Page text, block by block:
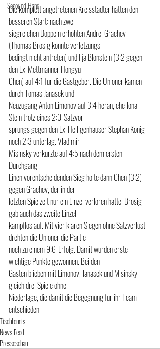
Secound Hand
Die komplett angetretenen Kreisstädter hatten den
besseren Start: nach zwei
siegreichen Doppeln erhöhten Andrei Grachev
(Thomas Brosig konnte verletzungs-
bedingt nicht antreten) und Ilja Blonstein (3:2 gegen
den Ex-Mettmanner Hongyu
Chen) auf 4:1 für die Gastgeber. Die Unioner kamen
durch Tomas Janasek und
Neuzugang Anton Limonov auf 3:4 heran, ehe Jona
Stein trotz eines 2:0-Satzvor-
sprungs gegen den Ex-Heiligenhauser Stephan König
noch 2:3 unterlag. Vladimir
Misinsky verkürzte auf 4:5 nach dem ersten
Durchgang.
Einen vorentscheidenden Sieg holte dann Chen (3:2)
gegen Grachev, der in der
letzten Spielzeit nur ein Einzel verloren hatte. Brosig
gab auch das zweite Einzel
kampflos auf. Mit vier klaren Siegen ohne Satzverlust
drehten die Unioner die Partie
noch zu einem 9:6-Erfolg. Damit wurden erste
wichtige Punkte gewonnen. Bei den
Gästen blieben mit Limonov, Janasek und Misinsky
gleich drei Spiele ohne
Niederlage, die damit die Begegnung für ihr Team
entschieden
Tischtennis
News Feed
Presseschau